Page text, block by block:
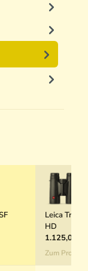
Leica
HD
1.125,00 €
Zum